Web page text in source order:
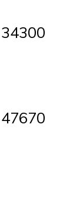
34300
47670